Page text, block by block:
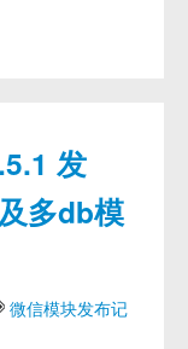
发
多db模
微信模块发布记